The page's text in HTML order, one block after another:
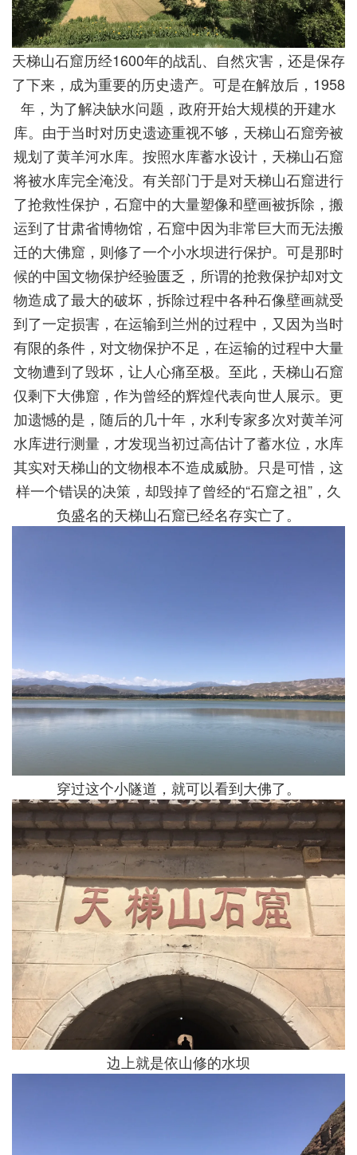
天梯山石窟历经1600年的战乱、自然灾害，还是保存
了下来，成为重要的历史遗产。可是在解放后，1958
年，为了解决缺水问题，政府开始大规模的开建水
库。由于当时对历史遗迹重视不够，天梯山石窟旁被
规划了黄羊河水库。按照水库蓄水设计，天梯山石窟
将被水库完全淹没。有关部门于是对天梯山石窟进行
了抢救性保护，石窟中的大量塑像和壁画被拆除，搬
运到了甘肃省博物馆，石窟中因为非常巨大而无法搬
迁的大佛窟，则修了一个小水坝进行保护。可是那时
候的中国文物保护经验匮乏，所谓的抢救保护却对文
物造成了最大的破坏，拆除过程中各种石像壁画就受
到了一定损害，在运输到兰州的过程中，又因为当时
有限的条件，对文物保护不足，在运输的过程中大量
文物遭到了毁坏，让人心痛至极。至此，天梯山石窟
仅剩下大佛窟，作为曾经的辉煌代表向世人展示。更
加遗憾的是，随后的几十年，水利专家多次对黄羊河
水库进行测量，才发现当初过高估计了蓄水位，水库
其实对天梯山的文物根本不造成威胁。只是可惜，这
样一个错误的决策，却毁掉了曾经的“石窟之祖”，久
负盛名的天梯山石窟已经名存实亡了。
穿过这个小隧道，就可以看到大佛了。
边上就是依山修的水坝